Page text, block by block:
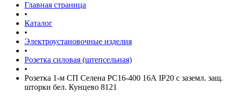
Главная страница
•
Каталог
•
Электроустановочные изделия
•
Розетка силовая (штепсельная)
•
Розетка 1-м СП Селена РС16-400 16А IP20 с заземл. защ.
шторки бел. Кунцево 8121